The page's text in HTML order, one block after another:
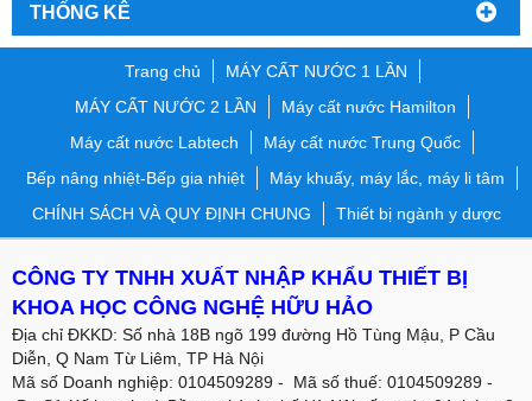
THỐNG KÊ
Trang chủ
MÁY CẤT NƯỚC 1 LẦN
MÁY CẤT NƯỚC 2 LẦN
Máy cất nước Hamilton
Máy cất nước Labtech
Máy cất nước Trung Quốc
Bếp nâng nhiệt-Bếp gia nhiệt
Máy khuấy, máy lắc, máy li tâm
CHÍNH SÁCH VÀ QUY ĐỊNH CHUNG
Thiết bị ngành y dược
CÔNG TY TNHH XUẤT NHẬP KHẨU THIẾT BỊ
KHOA HỌC CÔNG NGHỆ HỮU HẢO
Địa chỉ ĐKKD: Số nhà 18B ngõ 199 đường Hồ Tùng Mậu, P Cầu
Diễn, Q Nam Từ Liêm, TP Hà Nội
Mã số Doanh nghiệp: 0104509289 - Mã số thuế: 0104509289 -